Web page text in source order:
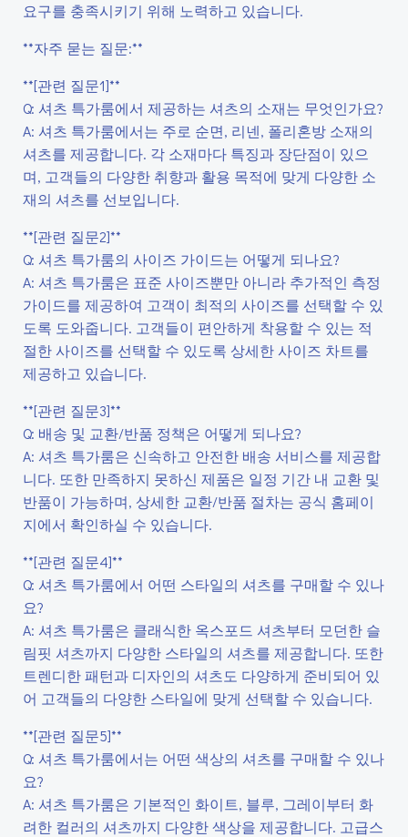
요구를 충족시키기 위해 노력하고 있습니다.
**자주 묻는 질문:**
**[관련 질문1]**
Q: 셔츠 특가룸에서 제공하는 셔츠의 소재는 무엇인가요?
A: 셔츠 특가룸에서는 주로 순면, 리넨, 폴리혼방 소재의
셔츠를 제공합니다. 각 소재마다 특징과 장단점이 있으
며, 고객들의 다양한 취향과 활용 목적에 맞게 다양한 소
재의 셔츠를 선보입니다.
**[관련 질문2]**
Q: 셔츠 특가룸의 사이즈 가이드는 어떻게 되나요?
A: 셔츠 특가룸은 표준 사이즈뿐만 아니라 추가적인 측정
가이드를 제공하여 고객이 최적의 사이즈를 선택할 수 있
도록 도와줍니다. 고객들이 편안하게 착용할 수 있는 적
절한 사이즈를 선택할 수 있도록 상세한 사이즈 차트를
제공하고 있습니다.
**[관련 질문3]**
Q: 배송 및 교환/반품 정책은 어떻게 되나요?
A: 셔츠 특가룸은 신속하고 안전한 배송 서비스를 제공합
니다. 또한 만족하지 못하신 제품은 일정 기간 내 교환 및
반품이 가능하며, 상세한 교환/반품 절차는 공식 홈페이
지에서 확인하실 수 있습니다.
**[관련 질문4]**
Q: 셔츠 특가룸에서 어떤 스타일의 셔츠를 구매할 수 있나
요?
A: 셔츠 특가룸은 클래식한 옥스포드 셔츠부터 모던한 슬
림핏 셔츠까지 다양한 스타일의 셔츠를 제공합니다. 또한
트렌디한 패턴과 디자인의 셔츠도 다양하게 준비되어 있
어 고객들의 다양한 스타일에 맞게 선택할 수 있습니다.
**[관련 질문5]**
Q: 셔츠 특가룸에서는 어떤 색상의 셔츠를 구매할 수 있나
요?
A: 셔츠 특가룸은 기본적인 화이트, 블루, 그레이부터 화
려한 컬러의 셔츠까지 다양한 색상을 제공합니다. 고급스